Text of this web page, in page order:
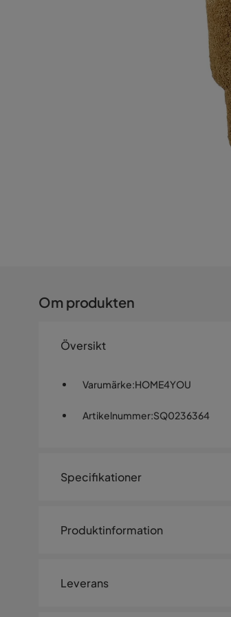
Om produkten
Översikt
Varumärke:HOME4YOU
Artikelnummer:SQ0236364
Specifikationer
Övrigt
Produktinformation
Leverans